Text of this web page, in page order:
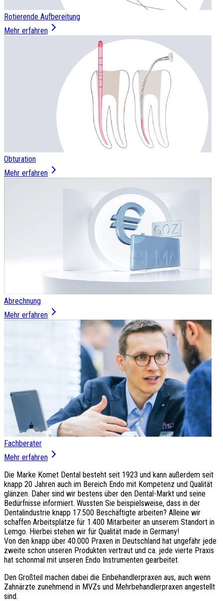
Rotierende Aufbereitung
Mehr erfahren
Obturation
Mehr erfahren
Abrechnung
Mehr erfahren
Fachberater
Mehr erfahren
Die Marke Komet Dental besteht seit 1923 und kann außerdem seit
knapp 20 Jahren auch im Bereich Endo mit Kompetenz und Qualität
glänzen. Daher sind wir bestens über den Dental-Markt und seine
Bedürfnisse informiert. Wussten Sie beispielsweise, dass in der
Dentalindustrie knapp 17.500 Beschäftigte arbeiten? Alleine wir
schaffen Arbeitsplätze für 1.400 Mitarbeiter an unserem Standort in
Lemgo. Hierbei stehen wir für Qualität made in Germany!
Von den knapp über 40.000 Praxen in Deutschland hat ungefähr jede
zweite schon unseren Produkten vertraut und ca. jede vierte Praxis
hat schonmal mit unseren Endo Instrumenten gearbeitet.
Den Großteil machen dabei die Einbehandlerpraxen aus, auch wenn
Zahnärzte zunehmend in MVZs und Mehrbehandlerpraxen angestellt
sind.